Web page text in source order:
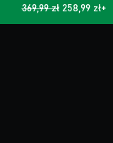
369,99 zł 258,99 zł+